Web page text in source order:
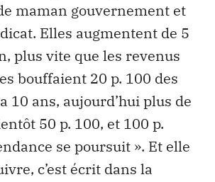
maman gouvernement et
Elles augmentent de 5
plus vite que les revenus
bouffaient 20 p. 100 des
10 ans, aujourd’hui plus de
50 p. 100, et 100 p.
se poursuit ». Et elle
c’est écrit dans la